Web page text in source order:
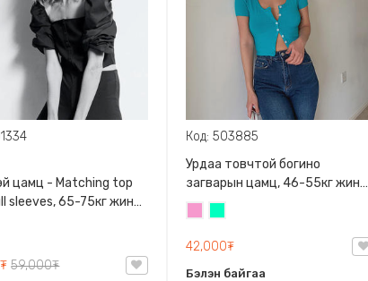
- Matching top
sleeves, 65-75кг жинд
ZARA, 0962/642/800,
Урт
Богино
59,000₮
Код: 503885
Урдаа товчтой богино
загварын цамц, 46-55кг жинд
таарна
42,000₮
Бэлэн байгаа